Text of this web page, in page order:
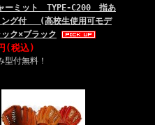
ーミット TYPE-C200 指あ
ング付 (高校生使用可モデ
ク×ブラック
(税込)
型付無料！